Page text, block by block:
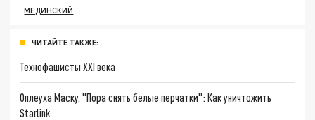
МЕДИНСКИЙ
ЧИТАЙТЕ ТАКЖЕ:
Технофашисты XXI века
Оплеуха Маску. "Пора снять белые перчатки": Как уничтожить
Starlink